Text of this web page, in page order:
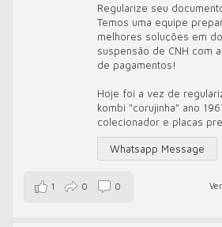
Regularize seu
Temos uma equipe
melhores soluções em
suspensão de CNH com
de pagamentos!
Hoje foi a vez de
kombi "corujinha" ano
colecionador e placas
Whatsapp Message
1 0 0